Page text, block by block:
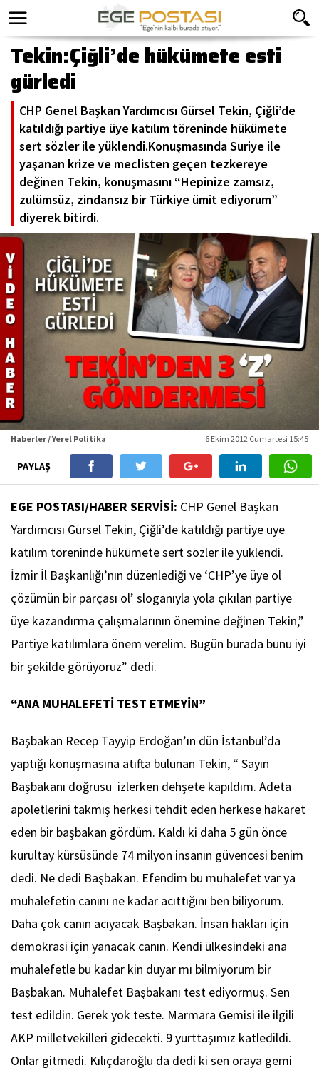
Tekin:Çiğli’de hükümete esti
gürledi
CHP Genel Başkan Yardımcısı Gürsel Tekin, Çiğli’de
katıldığı partiye üye katılım töreninde hükümete
sert sözler ile yüklendi.Konuşmasında Suriye ile
yaşanan krize ve meclisten geçen tezkereye
değinen Tekin, konuşmasını “Hepinize zamsız,
zulümsüz, zindansız bir Türkiye ümit ediyorum”
diyerek bitirdi.
Haberler / Yerel Politika 6 Ekim 2012 Cumartesi 15:45
PAYLAŞ
EGE POSTASI/HABER SERVİSİ: CHP Genel Başkan
Yardımcısı Gürsel Tekin, Çiğli’de katıldığı partiye üye
katılım töreninde hükümete sert sözler ile yüklendi.
İzmir İl Başkanlığı’nın düzenlediği ve ‘CHP’ye üye ol
çözümün bir parçası ol’ sloganıyla yola çıkılan partiye
üye kazandırma çalışmalarının önemine değinen Tekin,”
Partiye katılımlara önem verelim. Bugün burada bunu iyi
bir şekilde görüyoruz” dedi.
“ANA MUHALEFETİ TEST ETMEYİN”
Başbakan Recep Tayyip Erdoğan’ın dün İstanbul’da
yaptığı konuşmasına atıfta bulunan Tekin, “ Sayın
Başbakanı doğrusu izlerken dehşete kapıldım. Adeta
apoletlerini takmış herkesi tehdit eden herkese hakaret
eden bir başbakan gördüm. Kaldı ki daha 5 gün önce
kurultay kürsüsünde 74 milyon insanın güvencesi benim
dedi. Ne dedi Başbakan. Efendim bu muhalefet var ya
muhalefetin canını ne kadar acıttığını ben biliyorum.
Daha çok canın acıyacak Başbakan. İnsan hakları için
demokrasi için yanacak canın. Kendi ülkesindeki ana
muhalefetle bu kadar kin duyar mı bilmiyorum bir
Başbakan. Muhalefet Başbakanı test ediyormuş. Sen
test edildin. Gerek yok teste. Marmara Gemisi ile ilgili
AKP milletvekilleri gidecekti. 9 yurttaşımız katledildi.
Onlar gitmedi. Kılıçdaroğlu da dedi ki sen oraya gemi